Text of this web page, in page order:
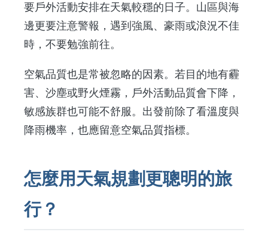
要戶外活動安排在天氣較穩的日子。山區與海
邊更要注意警報，遇到強風、豪雨或浪況不佳
時，不要勉強前往。
空氣品質也是常被忽略的因素。若目的地有霾
害、沙塵或野火煙霧，戶外活動品質會下降，
敏感族群也可能不舒服。出發前除了看溫度與
降雨機率，也應留意空氣品質指標。
怎麼用天氣規劃更聰明的旅
行？